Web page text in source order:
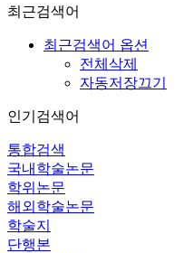
최근검색어
최근검색어 옵션
전체삭제
자동저장끄기
인기검색어
통합검색
국내학술논문
학위논문
해외학술논문
학술지
단행본